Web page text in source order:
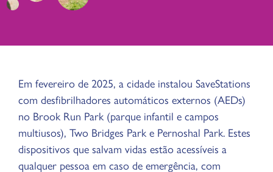
Em fevereiro de 2025, a cidade instalou SaveStations
com desfibrilhadores automáticos externos (AEDs)
no Brook Run Park (parque infantil e campos
multiusos), Two Bridges Park e Pernoshal Park. Estes
dispositivos que salvam vidas estão acessíveis a
qualquer pessoa em caso de emergência, com